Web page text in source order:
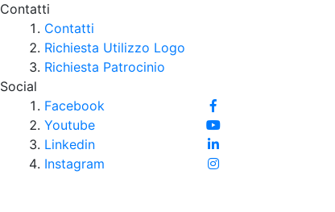
Contatti
Contatti
Richiesta Utilizzo Logo
Richiesta Patrocinio
Social
Facebook
Youtube
Linkedin
Instagram